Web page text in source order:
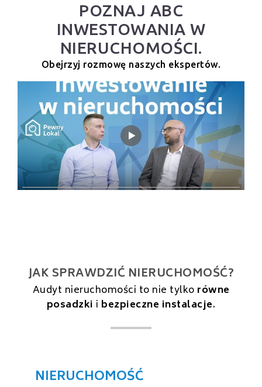
POZNAJ ABC
INWESTOWANIA W
NIERUCHOMOŚCI.
Obejrzyj rozmowę naszych ekspertów.
JAK SPRAWDZIĆ NIERUCHOMOŚĆ?
Audyt nieruchomości to nie tylko równe
posadzki i bezpieczne instalacje.
NIERUCHOMOŚĆ